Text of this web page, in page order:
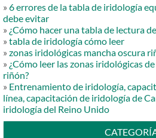
» 6 errores de la tabla de iridología
debe evitar
» ¿Cómo hacer una tabla de lectura
» tabla de iridología cómo leer
» zonas iridológicas mancha oscura
» ¿Cómo leer las zonas iridológicas
riñón?
» Entrenamiento de iridología,
línea, capacitación de iridología de
iridología del Reino Unido